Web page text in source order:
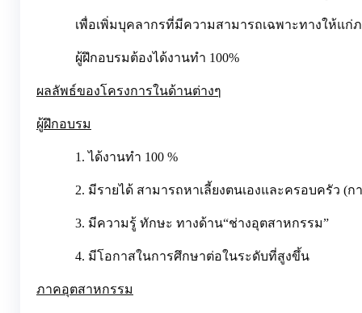
เพื่อเพิ่มบุคลากรที่มีความสามารถเฉพาะทางให้แก่
ผู้ฝึกอบรมต้องได้งานทำ 100%
ผลลัพธ์ของโครงการในด้านต่างๆ
ผู้ฝึกอบรม
1. ได้งานทำ 100 %
2. มีรายได้ สามารถหาเลี้ยงตนเองและครอบครัว (ก
3. มีความรู้ ทักษะ ทางด้าน“ช่างอุตสาหกรรม”
4. มีโอกาสในการศึกษาต่อในระดับที่สูงขึ้น
ภาคอุตสาหกรรม